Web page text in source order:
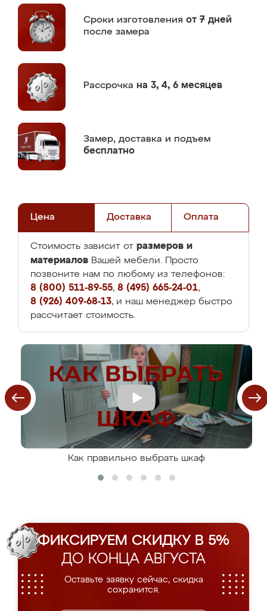
Сроки изготовления от 7 дней
после замера
Рассрочка на 3, 4, 6 месяцев
Замер, доставка и подъем
бесплатно
Цена Доставка Оплата
Стоимость зависит от размеров и
материалов Вашей мебели. Просто
позвоните нам по любому из телефонов:
8 (800) 511-89-55, 8 (495) 665-24-01,
8 (926) 409-68-13, и наш менеджер быстро
рассчитает стоимость.
Как правильно выбрать шкаф
ФИКСИРУЕМ СКИДКУ В 5%
ДО КОНЦА АВГУСТА
Оставьте заявку сейчас, скидка
сохранится.